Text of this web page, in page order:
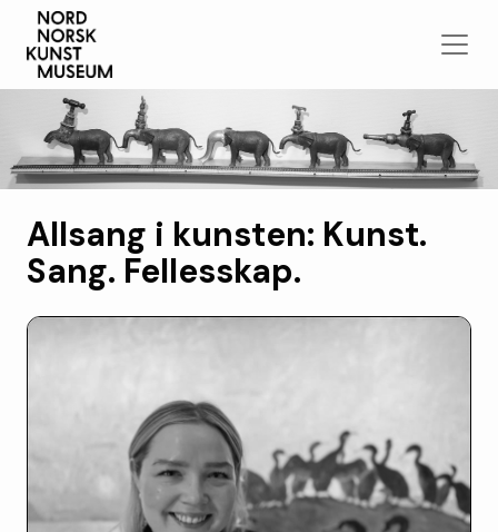
Allsang i kunsten: Kunst.
Sang. Fellesskap.